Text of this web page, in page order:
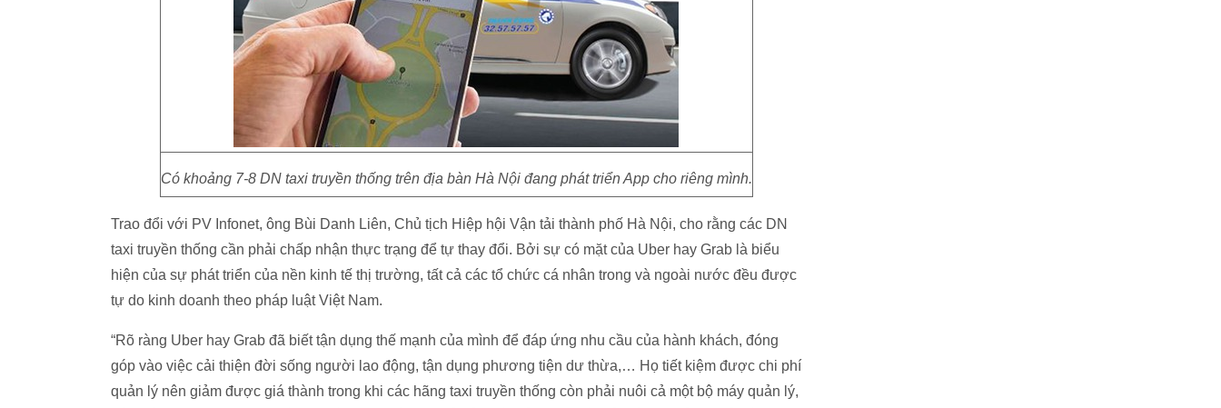
Có khoảng 7-8 DN taxi truyền thống trên địa bàn Hà Nội đang phát triển App cho riêng mình.
Trao đổi với PV Infonet, ông Bùi Danh Liên, Chủ tịch Hiệp hội Vận tải thành phố Hà Nội, cho rằng các DN
taxi truyền thống cần phải chấp nhận thực trạng để tự thay đổi. Bởi sự có mặt của Uber hay Grab là biểu
hiện của sự phát triển của nền kinh tế thị trường, tất cả các tổ chức cá nhân trong và ngoài nước đều được
tự do kinh doanh theo pháp luật Việt Nam.
“Rõ ràng Uber hay Grab đã biết tận dụng thế mạnh của mình để đáp ứng nhu cầu của hành khách, đóng
góp vào việc cải thiện đời sống người lao động, tận dụng phương tiện dư thừa,… Họ tiết kiệm được chi phí
quản lý nên giảm được giá thành trong khi các hãng taxi truyền thống còn phải nuôi cả một bộ máy quản lý,